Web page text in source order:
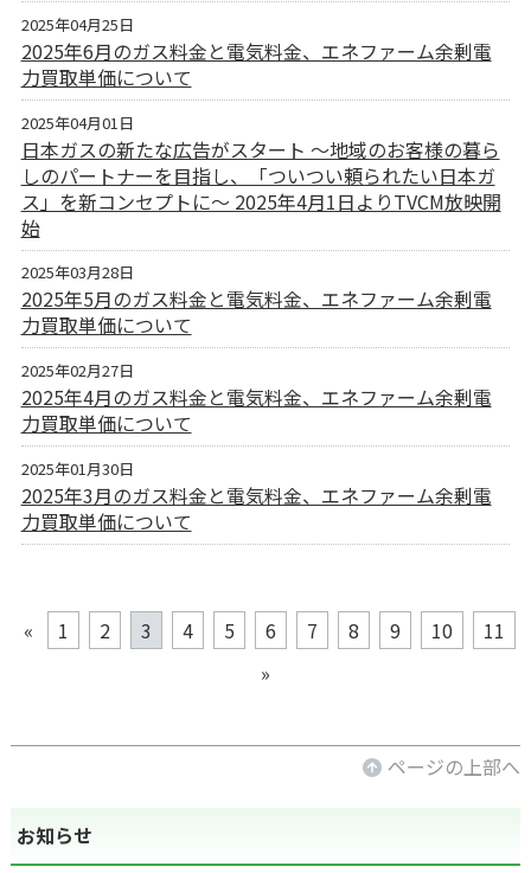
2025年04月25日
2025年6月のガス料金と電気料金、エネファーム余剰電
力買取単価について
2025年04月01日
日本ガスの新たな広告がスタート ～地域のお客様の暮ら
しのパートナーを目指し、「ついつい頼られたい日本ガ
ス」を新コンセプトに～ 2025年4月1日よりTVCM放映開
始
2025年03月28日
2025年5月のガス料金と電気料金、エネファーム余剰電
力買取単価について
2025年02月27日
2025年4月のガス料金と電気料金、エネファーム余剰電
力買取単価について
2025年01月30日
2025年3月のガス料金と電気料金、エネファーム余剰電
力買取単価について
« 1 2 3 4 5 6 7 8 9 10
11
»
ページの上部へ
お知らせ